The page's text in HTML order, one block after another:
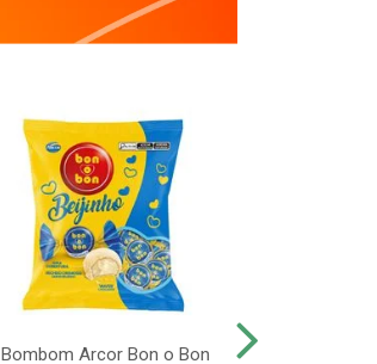
Bombom Arcor Bon o Bon